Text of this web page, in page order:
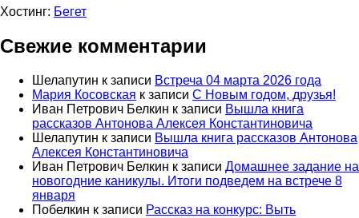
Хостинг: Бегет
Свежие комментарии
Шелапутин к записи Встреча 04 марта 2026 года
Мария Косовская к записи С Новым годом, друзья!
Иван Петрович Белкин к записи Вышла книга
рассказов Антонова Алексея Константиновича
Шелапутин к записи Вышла книга рассказов Антонова
Алексея Константиновича
Иван Петрович Белкин к записи Домашнее задание на
новогодние каникулы. Итоги подведем на встрече 8
января
Побелкин к записи Рассказ на конкурс: Выть